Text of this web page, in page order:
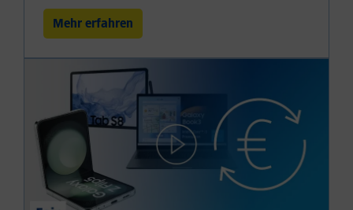
Mehr erfahren